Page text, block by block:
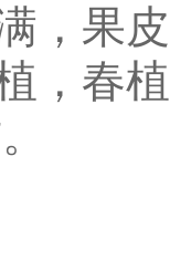
，果
，春